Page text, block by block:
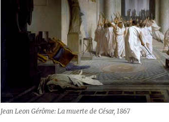
Jean Leon Gérôme: La muerte de César, 1867